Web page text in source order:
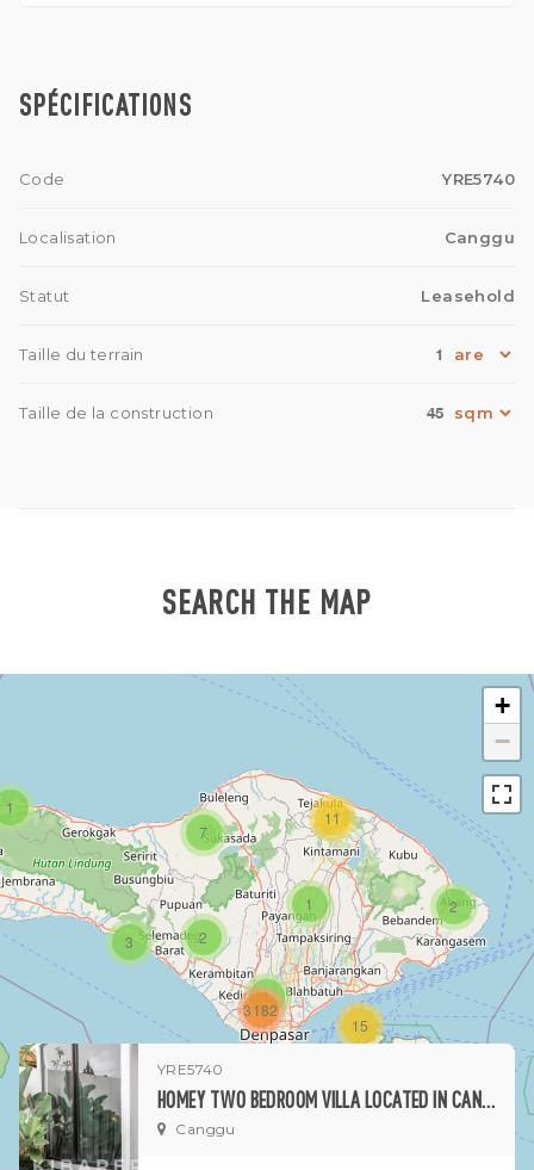
SPÉCIFICATIONS
Code YRE5740
Localisation Canggu
Statut Leasehold
Taille du terrain 1
Taille de la construction 45
SEARCH THE MAP
1
1
1
3
7
2
15
11
3182
2
+
−
YRE5740
HOMEY TWO BEDROOM VILLA LOCATED IN CANGGU
Canggu